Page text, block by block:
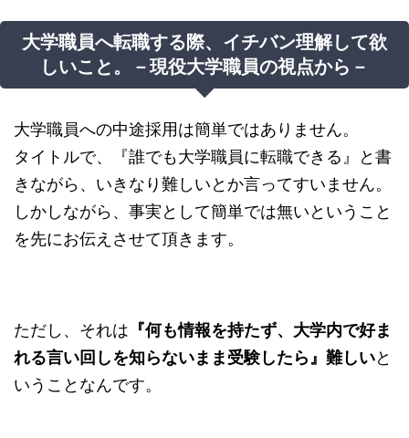
大学職員へ転職する際、イチバン理解して欲
しいこと。－現役大学職員の視点から－
大学職員への中途採用は簡単ではありません。
タイトルで、『誰でも大学職員に転職できる』と書
きながら、いきなり難しいとか言ってすいません。
しかしながら、事実として簡単では無いということ
を先にお伝えさせて頂きます。
ただし、それは 『何も情報を持たず、大学内で好ま
れる言い回しを知らないまま受験したら』難しいと
いうことなんです。